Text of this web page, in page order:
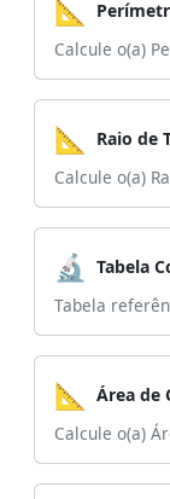
📐
Calcule o(a)
📐
Raio de
Calcule o(a)
🔬
Tabela
Tabela
📐
Área de
Calcule o(a)